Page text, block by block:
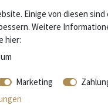
Einige von diesen
Weitere
hier:
Marketing